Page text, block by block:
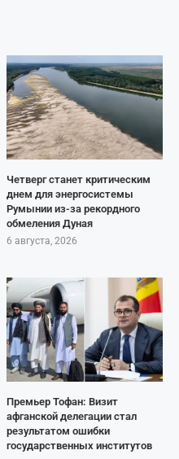
Четверг станет критическим
днем для энергосистемы
Румынии из-за рекордного
обмеления Дуная
6 августа, 2026
Премьер Тофан: Визит
афганской делегации стал
результатом ошибки
государственных институтов